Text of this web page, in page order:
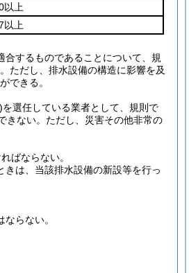
以上
以上
するものであることについて、規
ただし、排水設備の構造に影響を及
できる。
を選任している業者として、規則で
きない。 ただし、災害その他非常の
ばならない。
は、当該排水設備の新設等を行っ
らない。